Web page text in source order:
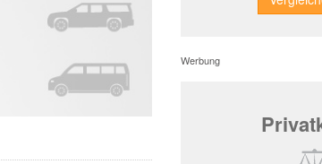
Werbung